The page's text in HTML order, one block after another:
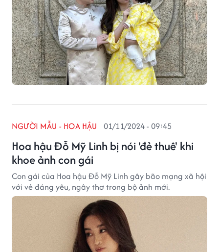
Hoa hậu Đỗ Mỹ Linh bị nói 'đẻ thuê' khi
khoe ảnh con gái
NGƯỜI MẪU - HOA HẬU 01/11/2024 - 09:45
Con gái của Hoa hậu Đỗ Mỹ Linh gây bão mạng xã hội
với vẻ đáng yêu, ngây thơ trong bộ ảnh mới.